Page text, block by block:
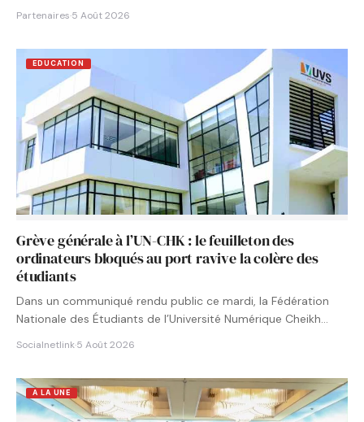
Partenaires·5 Août 2026
EDUCATION
Grève générale à l’UN-CHK : le feuilleton des
ordinateurs bloqués au port ravive la colère des
étudiants
Dans un communiqué rendu public ce mardi, la Fédération
Nationale des Étudiants de l’Université Numérique Cheikh
Socialnetlink·5 Août 2026
A LA UNE